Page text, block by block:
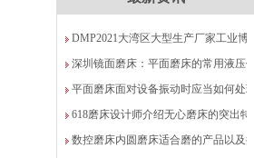
DMP2021大湾区大型生产厂家工业博
深圳镜面磨床：平面磨床的常用液压
法分析
平面磨床面对设备振动时应当如何处理
618磨床设计师介绍无心磨床的突出特
数控磨床内圆磨床适合磨的产品以及操